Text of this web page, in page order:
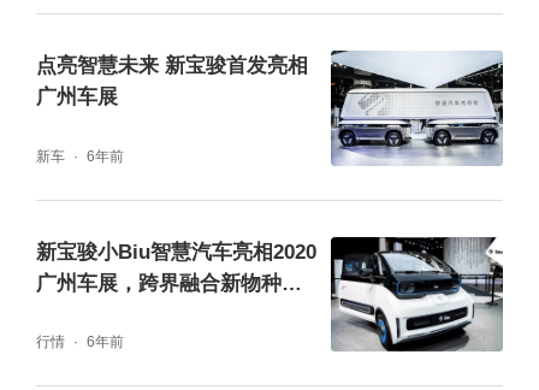
点亮智慧未来 新宝骏首发亮相
广州车展
新车 6年前
新宝骏小Biu智慧汽车亮相2020
广州车展，跨界融合新物种引
行情 6年前